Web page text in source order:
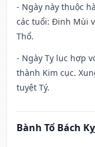
- Ngày này thuộc
các tuổi: Đinh Mùi
Thổ.
- Ngày Tỵ lục hợp
thành Kim cục.
tuyệt Tý.
Bành Tổ Bách